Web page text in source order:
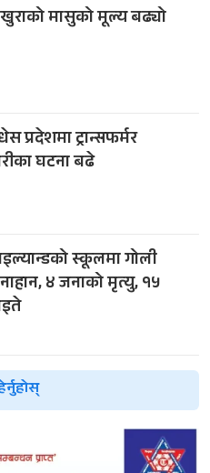
मासुको मूल्य बढ्यो
प्रदेशमा ट्रान्सफर्मर
घटना बढे
स्कूलमा गोली
४ जनाको मृत्यु, १५